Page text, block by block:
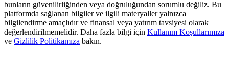
Exclusive for BitMart Users
Register & Trade to Win 500,000 USDT
bunların güvenilirliğinden veya doğruluğundan sorumlu değiliz. Bu
platformda sağlanan bilgiler ve ilgili materyaller yalnızca
bilgilendirme amaçlıdır ve finansal veya yatırım tavsiyesi olarak
değerlendirilmemelidir. Daha fazla bilgi için Kullanım Koşullarımıza
ve Gizlilik Politikamıza bakın.